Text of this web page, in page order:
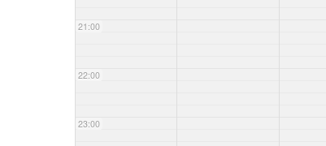
21:00
22:00
23:00